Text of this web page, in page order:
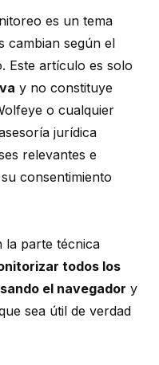
es un tema
cambian según el
Este artículo es solo
y no constituye
o cualquier
jurídica
relevantes e
consentimiento
la parte técnica
todos los
el navegador y
sea útil de verdad